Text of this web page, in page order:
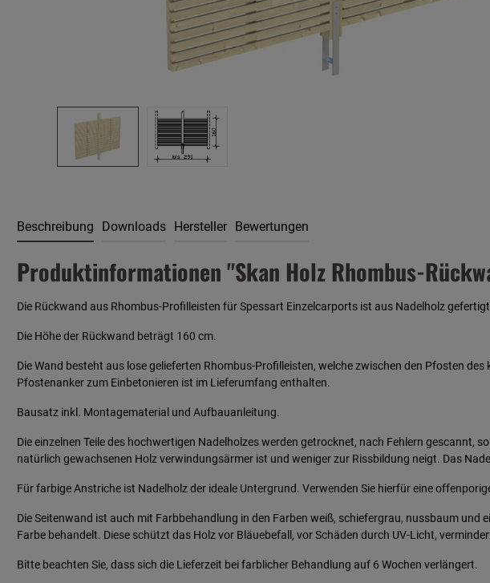
Beschreibung Downloads Hersteller Bewertungen
Produktinformationen "Skan Holz Rhombus-
Die Rückwand aus Rhombus-Profilleisten für Spessart Einzelcarports ist aus Nadelholz
Die Höhe der Rückwand beträgt 160 cm.
Die Wand besteht aus lose gelieferten Rhombus-Profilleisten, welche zwischen den Pfosten
Pfostenanker zum Einbetonieren ist im Lieferumfang enthalten.
Bausatz inkl. Montagematerial und Aufbauanleitung.
Die einzelnen Teile des hochwertigen Nadelholzes werden getrocknet, nach Fehlern
natürlich gewachsenen Holz verwindungsärmer ist und weniger zur Rissbildung neigt. Das
Für farbige Anstriche ist Nadelholz der ideale Untergrund. Verwenden Sie hierfür eine
Die Seitenwand ist auch mit Farbbehandlung in den Farben weiß, schiefergrau, nussbaum
Farbe behandelt. Diese schützt das Holz vor Bläuebefall, vor Schäden durch UV-Licht,
Bitte beachten Sie, dass sich die Lieferzeit bei farblicher Behandlung auf 6 Wochen verlängert.